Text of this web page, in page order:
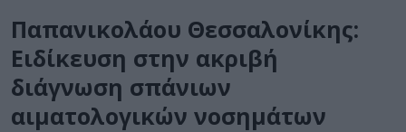
Παπανικολάου Θεσσαλονίκης:
Ειδίκευση στην ακριβή
διάγνωση σπάνιων
αιματολογικών νοσημάτων